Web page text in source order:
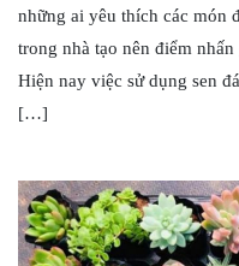
những ai yêu thích các món
trong nhà tạo nên điểm
Hiện nay việc sử dụng sen
[…]